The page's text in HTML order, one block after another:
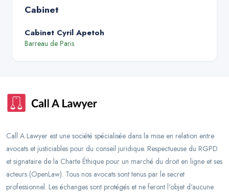
Cabinet
Cabinet Cyril Apetoh
Barreau de Paris
Call A Lawyer est une société spécialisée dans la mise en relation entre
avocats et justiciables pour du conseil juridique. Respectueuse du RGPD
et signataire de la Charte Éthique pour un marché du droit en ligne et ses
acteurs (OpenLaw). Tous nos avocats sont tenus par le secret
professionnel. Les échanges sont protégés et ne feront l'objet d'aucune